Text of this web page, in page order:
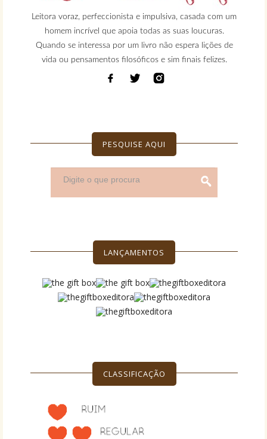
Leitora voraz, perfeccionista e impulsiva, casada com um
homem incrível que apoia todas as suas loucuras.
Quando se interessa por um livro não espera lições de
vida ou pensamentos filosóficos e sim finais felizes.
PESQUISE AQUI
LANÇAMENTOS
CLASSIFICAÇÃO